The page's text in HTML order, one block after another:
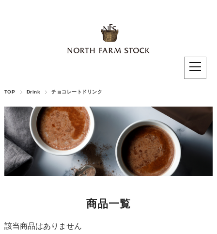
TOP Drink チョコレートドリンク
商品一覧
該当商品はありません